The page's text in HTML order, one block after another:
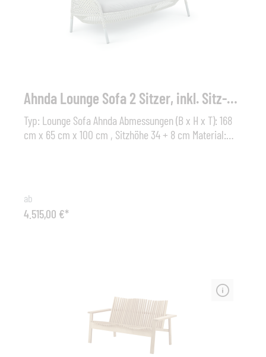
Ahnda Lounge Sofa 2 Sitzer, inkl. Sitz-und Rückenpolster!
Typ: Lounge Sofa Ahnda Abmessungen (B x H x T): 168
cm x 65 cm x 100 cm , Sitzhöhe 34 + 8 cm Material:
Cat. AOptional: Dekokissen 50 x 50 cmMit AHNDA hat
Stephen Burks eine weitere Neuheit für DEDON kreiert:
einen vielseitigen Outdoor- Lounger in kultigem Stil,
DEDON Faser gefertigt und das ‚transparente‘ Design
vermittelt ein Gefühl von Leichtigkeit.Die DEDON Faser
ist nicht nur äußerst wetterbeständig und lässt sich
weder von Kälte noch von Hitze, Sonne, Regen oder
Schnee etwas anhaben, sie weist zudem noch eine
ab
4.515,00 €*